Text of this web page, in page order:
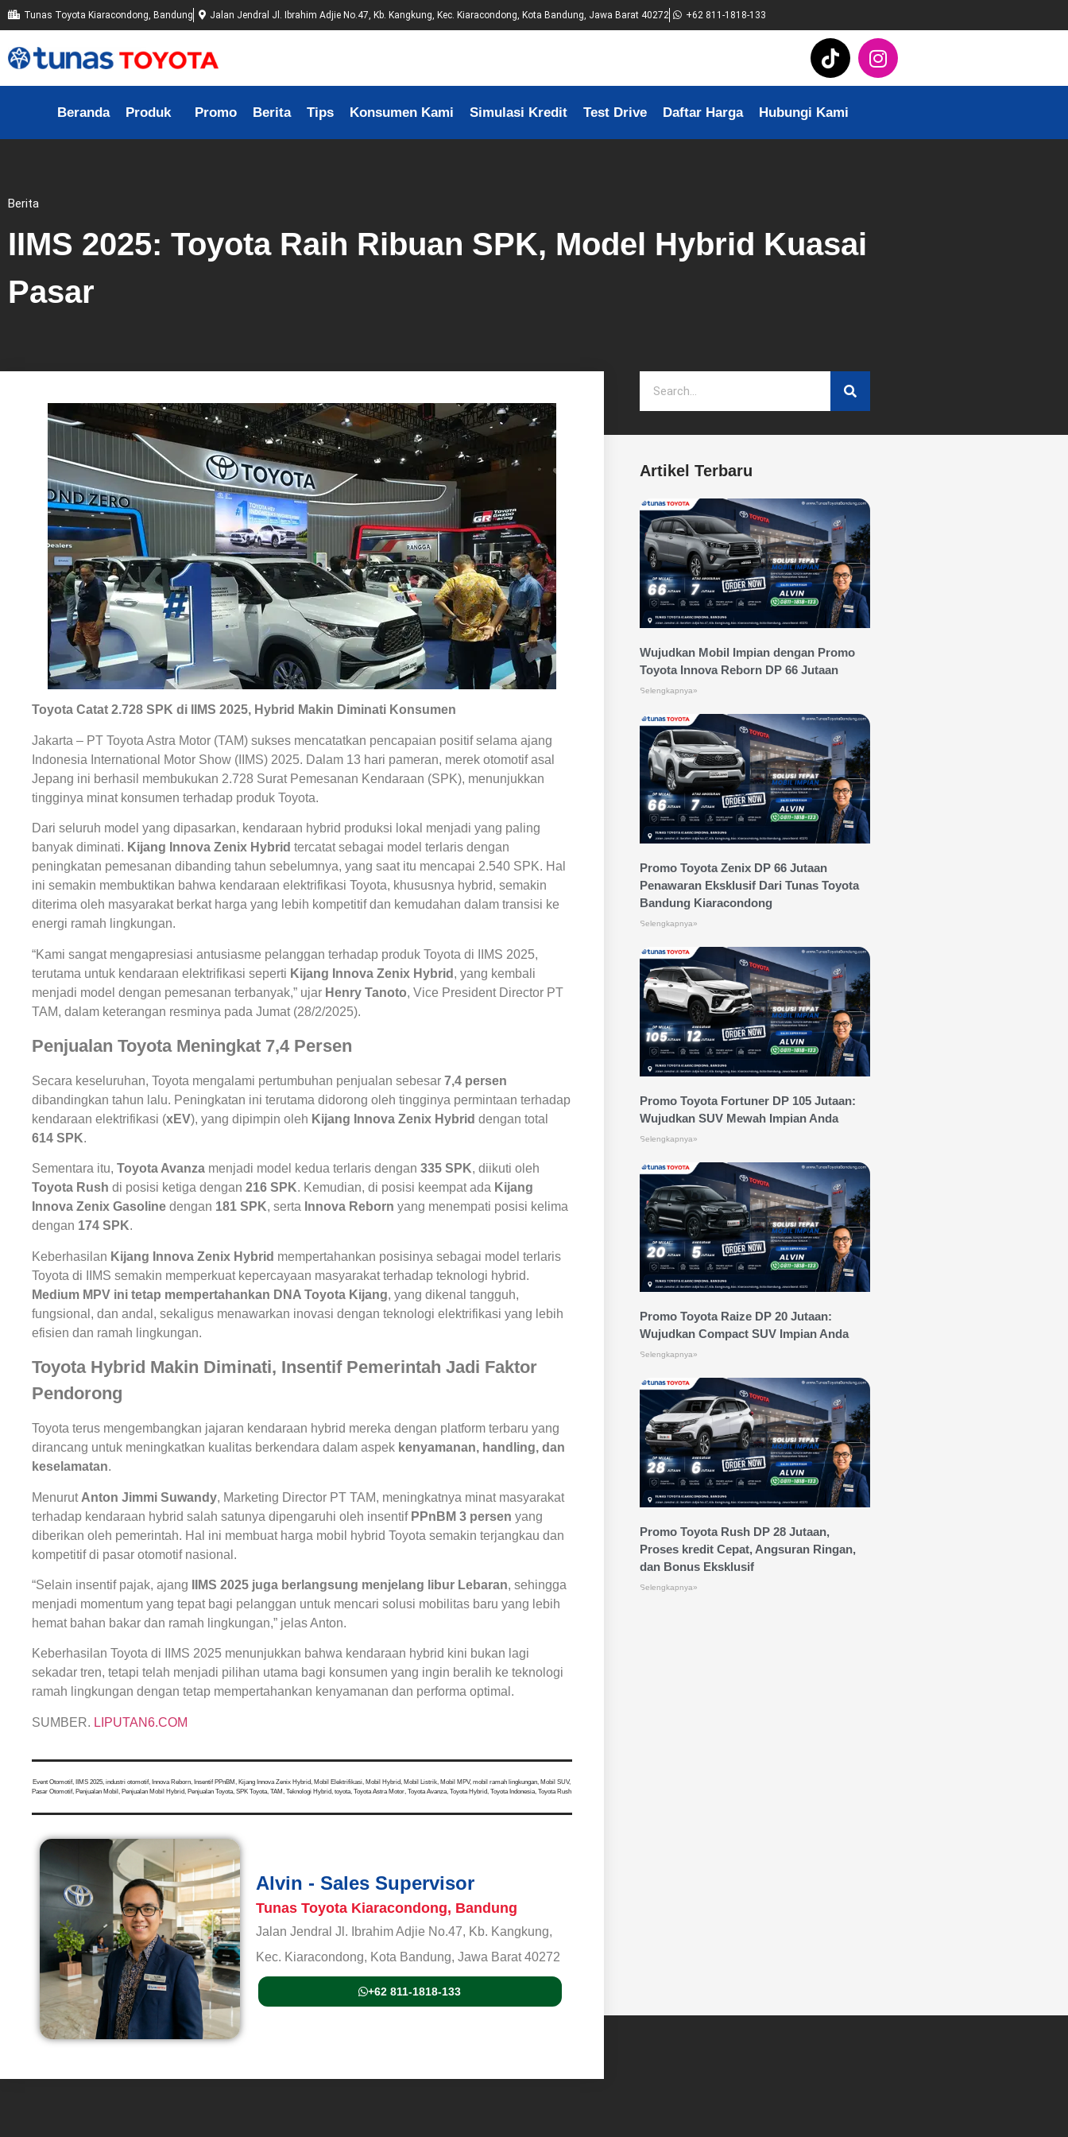
Tunas Toyota Kiaracondong, Bandung Jalan Jendral Jl. Ibrahim Adjie No.47, Kb. Kangkung, Kec. Kiaracondong, Kota Bandung, Jawa Barat 40272 +62 811-1818-133
Beranda Produk Promo Berita Tips Konsumen Kami Simulasi Kredit Test Drive Daftar Harga Hubungi Kami
Berita
IIMS 2025: Toyota Raih Ribuan SPK, Model Hybrid Kuasai
Pasar
Toyota Catat 2.728 SPK di IIMS 2025, Hybrid Makin Diminati Konsumen
Jakarta – PT Toyota Astra Motor (TAM) sukses mencatatkan pencapaian positif selama ajang
Indonesia International Motor Show (IIMS) 2025. Dalam 13 hari pameran, merek otomotif asal
Jepang ini berhasil membukukan 2.728 Surat Pemesanan Kendaraan (SPK), menunjukkan
tingginya minat konsumen terhadap produk Toyota.
Dari seluruh model yang dipasarkan, kendaraan hybrid produksi lokal menjadi yang paling
banyak diminati. Kijang Innova Zenix Hybrid tercatat sebagai model terlaris dengan
peningkatan pemesanan dibanding tahun sebelumnya, yang saat itu mencapai 2.540 SPK. Hal
ini semakin membuktikan bahwa kendaraan elektrifikasi Toyota, khususnya hybrid, semakin
diterima oleh masyarakat berkat harga yang lebih kompetitif dan kemudahan dalam transisi ke
energi ramah lingkungan.
“Kami sangat mengapresiasi antusiasme pelanggan terhadap produk Toyota di IIMS 2025,
terutama untuk kendaraan elektrifikasi seperti Kijang Innova Zenix Hybrid , yang kembali
menjadi model dengan pemesanan terbanyak,” ujar Henry Tanoto, Vice President Director PT
TAM, dalam keterangan resminya pada Jumat (28/2/2025).
Penjualan Toyota Meningkat 7,4 Persen
Secara keseluruhan, Toyota mengalami pertumbuhan penjualan sebesar 7,4 persen
dibandingkan tahun lalu. Peningkatan ini terutama didorong oleh tingginya permintaan terhadap
kendaraan elektrifikasi (xEV), yang dipimpin oleh Kijang Innova Zenix Hybrid dengan total
614 SPK.
Sementara itu, Toyota Avanza menjadi model kedua terlaris dengan 335 SPK, diikuti oleh
Toyota Rush di posisi ketiga dengan 216 SPK. Kemudian, di posisi keempat ada Kijang
Innova Zenix Gasoline dengan 181 SPK, serta Innova Reborn yang menempati posisi kelima
dengan 174 SPK.
Keberhasilan Kijang Innova Zenix Hybrid mempertahankan posisinya sebagai model terlaris
Toyota di IIMS semakin memperkuat kepercayaan masyarakat terhadap teknologi hybrid.
Medium MPV ini tetap mempertahankan DNA Toyota Kijang, yang dikenal tangguh,
fungsional, dan andal, sekaligus menawarkan inovasi dengan teknologi elektrifikasi yang lebih
efisien dan ramah lingkungan.
Toyota Hybrid Makin Diminati, Insentif Pemerintah Jadi Faktor
Pendorong
Toyota terus mengembangkan jajaran kendaraan hybrid mereka dengan platform terbaru yang
dirancang untuk meningkatkan kualitas berkendara dalam aspek kenyamanan, handling, dan
keselamatan.
Menurut Anton Jimmi Suwandy, Marketing Director PT TAM, meningkatnya minat masyarakat
terhadap kendaraan hybrid salah satunya dipengaruhi oleh insentif PPnBM 3 persen yang
diberikan oleh pemerintah. Hal ini membuat harga mobil hybrid Toyota semakin terjangkau dan
kompetitif di pasar otomotif nasional.
“Selain insentif pajak, ajang IIMS 2025 juga berlangsung menjelang libur Lebaran, sehingga
menjadi momentum yang tepat bagi pelanggan untuk mencari solusi mobilitas baru yang lebih
hemat bahan bakar dan ramah lingkungan,” jelas Anton.
Keberhasilan Toyota di IIMS 2025 menunjukkan bahwa kendaraan hybrid kini bukan lagi
sekadar tren, tetapi telah menjadi pilihan utama bagi konsumen yang ingin beralih ke teknologi
ramah lingkungan dengan tetap mempertahankan kenyamanan dan performa optimal.
SUMBER. LIPUTAN6.COM
Event Otomotif, IIMS 2025,industri otomotif, Innova Reborn, Insentif PPnBM, Kijang Innova Zenix Hybrid, Mobil Elektrifikasi, Mobil Hybrid, Mobil Listrik, Mobil MPV,mobil ramah lingkungan, Mobil SUV,
Pasar Otomotif, Penjualan Mobil, Penjualan Mobil Hybrid, Penjualan Toyota,SPK Toyota,TAM,Teknologi Hybrid,toyota,Toyota Astra Motor,Toyota Avanza,Toyota Hybrid,Toyota Indonesia,Toyota Rush
Alvin - Sales Supervisor
Tunas Toyota Kiaracondong, Bandung
Jalan Jendral Jl. Ibrahim Adjie No.47, Kb. Kangkung,
Kec. Kiaracondong, Kota Bandung, Jawa Barat 40272
+62 811-1818-133
Artikel Terbaru
Wujudkan Mobil Impian dengan Promo
Toyota Innova Reborn DP 66 Jutaan
Selengkapnya»
Promo Toyota Zenix DP 66 Jutaan
Penawaran Eksklusif Dari Tunas Toyota
Bandung Kiaracondong
Selengkapnya»
Promo Toyota Fortuner DP 105 Jutaan:
Wujudkan SUV Mewah Impian Anda
Selengkapnya»
Promo Toyota Raize DP 20 Jutaan:
Wujudkan Compact SUV Impian Anda
Selengkapnya»
Promo Toyota Rush DP 28 Jutaan,
Proses kredit Cepat, Angsuran Ringan,
dan Bonus Eksklusif
Selengkapnya»